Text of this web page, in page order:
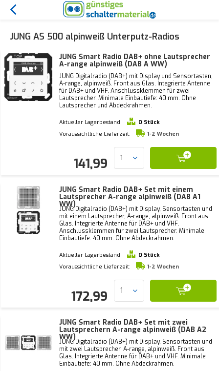
JUNG AS 500 alpinweiß Unterputz-Radios
JUNG Smart Radio DAB+ ohne Lautsprecher
A-range alpinweiß (DAB A WW)
JUNG Digitalradio (DAB+) mit Display und Sensortasten,
A-range, alpinweiß. Front aus Glas. Integrierte Antenne
für DAB+ und VHF, Anschlussklemmen für zwei
Lautsprecher. Minimale Einbautiefe: 40 mm. Ohne
Lautsprecher und Abdeckrahmen.
Aktueller Lagerbestand:
0 Stück
Voraussichtliche Lieferzeit:
1-2 Wochen
141,99
JUNG Smart Radio DAB+ Set mit einem
Lautsprecher A-range alpinweiß (DAB A1
WW)
JUNG Digitalradio (DAB+) mit Display, Sensortasten und
mit einem Lautsprecher, A-range, alpinweiß. Front aus
Glas. Integrierte Antenne für DAB+ und VHF,
Anschlussklemmen für zwei Lautsprecher. Minimale
Einbautiefe: 40 mm. Ohne Abdeckrahmen.
Aktueller Lagerbestand:
0 Stück
Voraussichtliche Lieferzeit:
1-2 Wochen
172,99
JUNG Smart Radio DAB+ Set mit zwei
Lautsprechern A-range alpinweiß (DAB A2
WW)
JUNG Digitalradio (DAB+) mit Display, Sensortasten und
mit zwei Lautsprecher, A-range, alpinweiß. Front aus
Glas. Integrierte Antenne für DAB+ und VHF. Minimale
Einbautiefe: 40 mm. Ohne Abdeckrahmen.